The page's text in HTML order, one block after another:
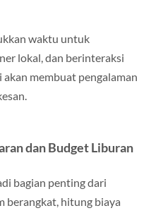
waktu untuk
lokal, dan berinteraksi
membuat pengalaman
dan Budget Liburan
bagian penting dari
berangkat, hitung biaya